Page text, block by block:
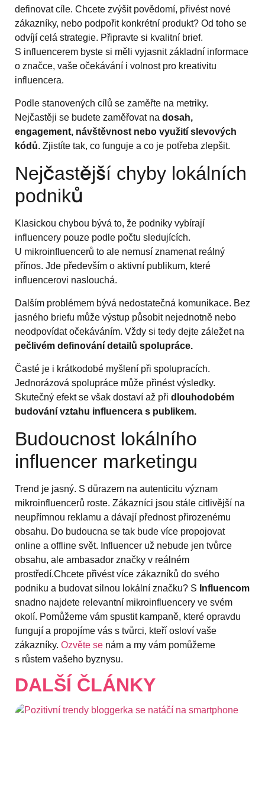
definovat cíle. Chcete zvýšit povědomí, přivést nové
zákazníky, nebo podpořit konkrétní produkt? Od toho se
odvíjí celá strategie. Připravte si kvalitní brief.
S influencerem byste si měli vyjasnit základní informace
o značce, vaše očekávání i volnost pro kreativitu
influencera.
Podle stanovených cílů se zaměřte na metriky.
Nejčastěji se budete zaměřovat na dosah,
engagement, návštěvnost nebo využití slevových
kódů. Zjistíte tak, co funguje a co je potřeba zlepšit.
Nejčastější chyby lokálních
podniků
Klasickou chybou bývá to, že podniky vybírají
influencery pouze podle počtu sledujících.
U mikroinfluencerů to ale nemusí znamenat reálný
přínos. Jde především o aktivní publikum, které
influencerovi naslouchá.
Dalším problémem bývá nedostatečná komunikace. Bez
jasného briefu může výstup působit nejednotně nebo
neodpovídat očekáváním. Vždy si tedy dejte záležet na
pečlivém definování detailů spolupráce.
Časté je i krátkodobé myšlení při spolupracích.
Jednorázová spolupráce může přinést výsledky.
Skutečný efekt se však dostaví až při dlouhodobém
budování vztahu influencera s publikem.
Budoucnost lokálního
influencer marketingu
Trend je jasný. S důrazem na autenticitu význam
mikroinfluencerů roste. Zákazníci jsou stále citlivější na
neupřímnou reklamu a dávají přednost přirozenému
obsahu. Do budoucna se tak bude více propojovat
online a offline svět. Influencer už nebude jen tvůrce
obsahu, ale ambasador značky v reálném
prostředí.Chcete přivést více zákazníků do svého
podniku a budovat silnou lokální značku? S Influencom
snadno najdete relevantní mikroinfluencery ve svém
okolí. Pomůžeme vám spustit kampaně, které opravdu
fungují a propojíme vás s tvůrci, kteří osloví vaše
zákazníky. Ozvěte se nám a my vám pomůžeme
s růstem vašeho byznysu.
DALŠÍ ČLÁNKY